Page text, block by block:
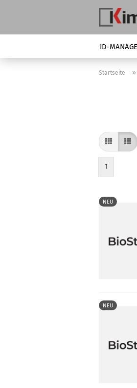
ID-
Startseite »
1
NEU
NEU